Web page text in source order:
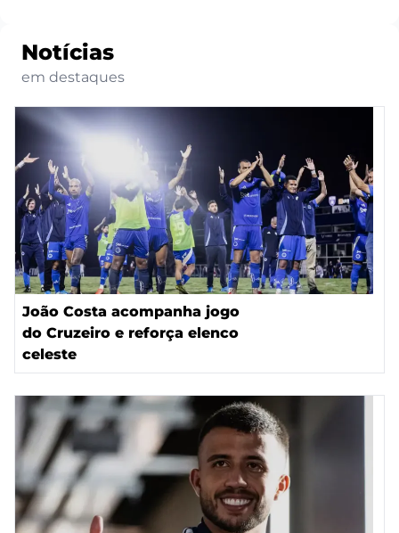
Notícias
em destaques
João Costa acompanha jogo
do Cruzeiro e reforça elenco
celeste